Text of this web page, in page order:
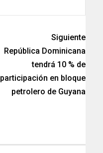
Siguiente
República Dominicana
tendrá 10 % de
participación en bloque
petrolero de Guyana